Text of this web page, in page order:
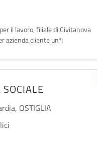
il lavoro, filiale di Civitanova
azienda cliente un*:
PART-TIME per sostituzione
La risorsa si occuperà del
strutture situate nei comuni
Martinsicuro (TE), con il
Adriatica: dal luned
, OSTIGLIA